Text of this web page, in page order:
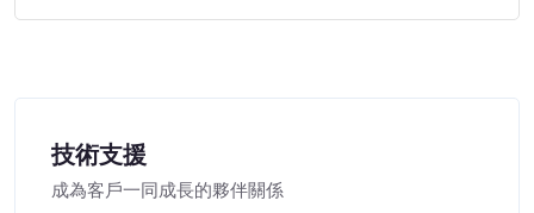
技術支援
成為客戶一同成長的夥伴關係